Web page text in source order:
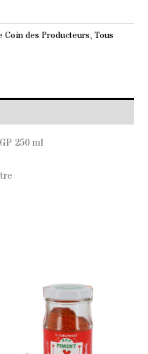
Coin des Producteurs, Tous
250 ml